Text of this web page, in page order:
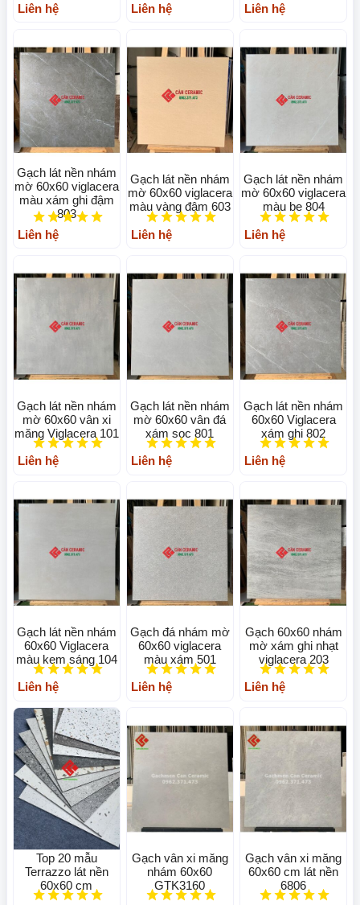
Liên hệ Liên hệ
Liên hệ
Gạch lát nền nhám
mờ 60x60 viglacera
màu xám ghi đậm
803
Liên hệ
Gạch lát nền nhám
mờ 60x60 viglacera
màu vàng đậm 603
Liên hệ
Gạch lát nền nhám
mờ 60x60 viglacera
màu be 804
Liên hệ
Gạch lát nền nhám
mờ 60x60 vân xi
măng Viglacera 101
Liên hệ
Gạch lát nền nhám
mờ 60x60 vân đá
xám sọc 801
Liên hệ
Gạch lát nền nhám
60x60 Viglacera
xám ghi 802
Liên hệ
Gạch lát nền nhám
60x60 Viglacera
màu kem sáng 104
Liên hệ
Gạch đá nhám mờ
60x60 viglacera
màu xám 501
Liên hệ
Gạch 60x60 nhám
mờ xám ghi nhạt
viglacera 203
Liên hệ
Top 20 mẫu
Terrazzo lát nền
60x60 cm
Gạch vân xi măng
nhám 60x60
GTK3160
Gạch vân xi măng
60x60 cm lát nền
6806